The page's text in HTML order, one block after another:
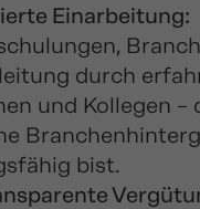
Einarbeitung:
durch
und Kollegen –
bist.